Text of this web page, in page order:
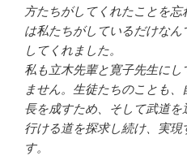
方たちがしてくれたことを
は私たちがしているだけな
してくれました。
私も立木先輩と寛子先生に
ません。生徒たちのことも
長を成すため、そして武道
行ける道を探求し続け、実
す。